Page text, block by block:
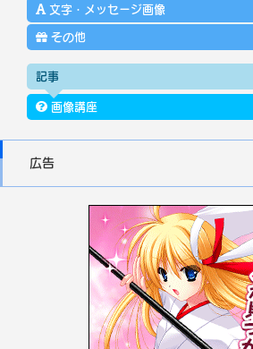
文字・メッセージ画像
その他
記事
画像講座
広告